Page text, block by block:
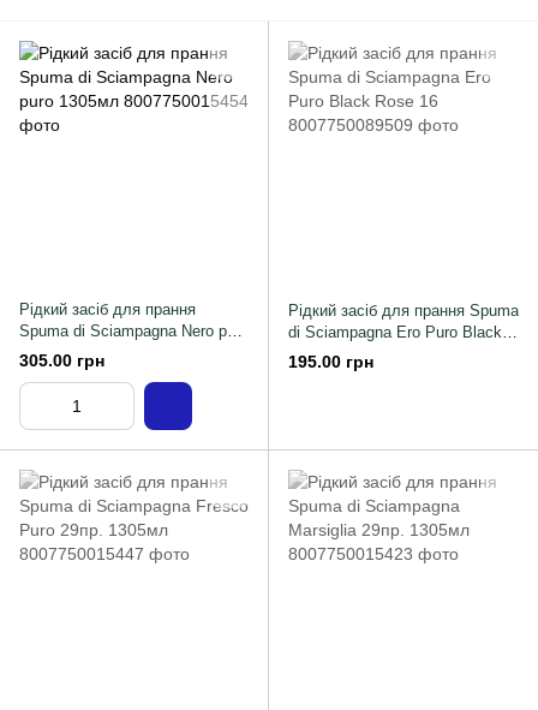
Рідкий засіб для прання
Spuma di Sciampagna Nero puro
1305мл
305.00 грн
Рідкий засіб для прання Spuma
di Sciampagna Ero Puro Black
Rose 16
195.00 грн